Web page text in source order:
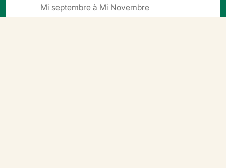
Mi septembre à Mi Novembre